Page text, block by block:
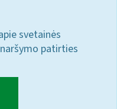
svetainės
patirties